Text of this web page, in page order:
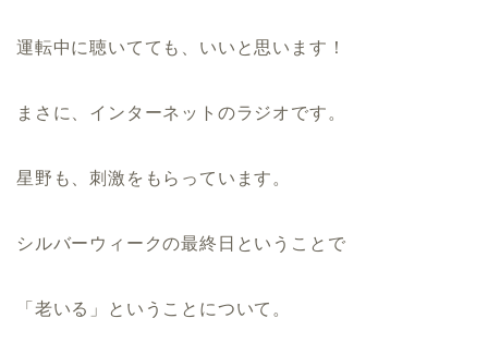
運転中に聴いてても、いいと思います！
まさに、インターネットのラジオです。
星野も、刺激をもらっています。
シルバーウィークの最終日ということで
「老いる」ということについて。